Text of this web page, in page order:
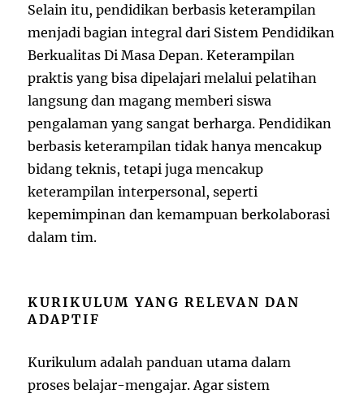
Selain itu, pendidikan berbasis keterampilan
menjadi bagian integral dari Sistem Pendidikan
Berkualitas Di Masa Depan. Keterampilan
praktis yang bisa dipelajari melalui pelatihan
langsung dan magang memberi siswa
pengalaman yang sangat berharga. Pendidikan
berbasis keterampilan tidak hanya mencakup
bidang teknis, tetapi juga mencakup
keterampilan interpersonal, seperti
kepemimpinan dan kemampuan berkolaborasi
dalam tim.
KURIKULUM YANG RELEVAN DAN
ADAPTIF
Kurikulum adalah panduan utama dalam
proses belajar-mengajar. Agar sistem